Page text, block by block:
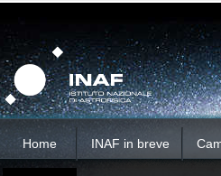
contenuti.
Salta
alla
navigazione
Home INAF in breve